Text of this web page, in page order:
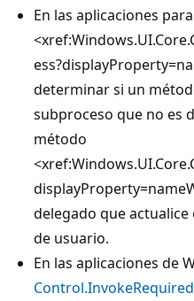
En las aplicaciones
determinar si un
subproceso que no es
método
delegado que
de usuario.
En las aplicaciones de
Control.InvokeRequired